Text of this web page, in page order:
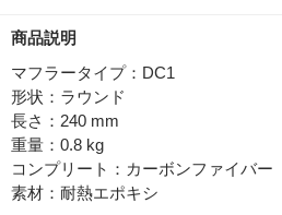
商品説明
マフラータイプ：DC1
形状：ラウンド
長さ：240 mm
重量：0.8 kg
コンプリート：カーボンファイバー
素材：耐熱エポキシ